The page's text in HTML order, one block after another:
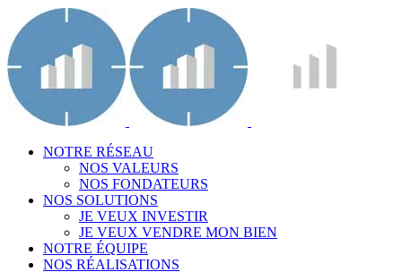
NOTRE RÉSEAU
NOS VALEURS
NOS FONDATEURS
NOS SOLUTIONS
JE VEUX INVESTIR
JE VEUX VENDRE MON BIEN
NOTRE ÉQUIPE
NOS RÉALISATIONS